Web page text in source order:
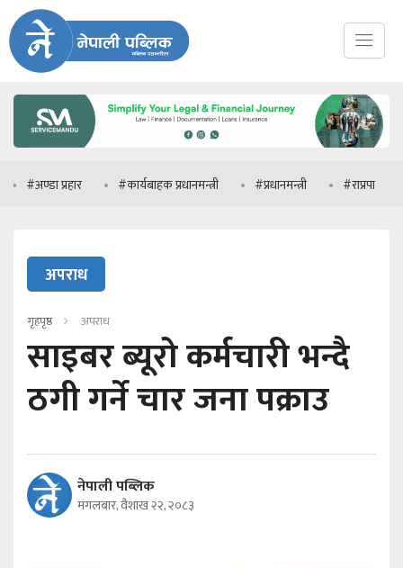
प्रहार #कार्यबाहक प्रधानमन्त्री #प्रधानमन्त्री #राप्रपा
अपराध
गृहपृष्ठ अपराध
साइबर ब्यूरो कर्मचारी भन्दै
ठगी गर्ने चार जना पक्राउ
नेपाली पब्लिक
मंगलबार, वैशाख २२, २०८३